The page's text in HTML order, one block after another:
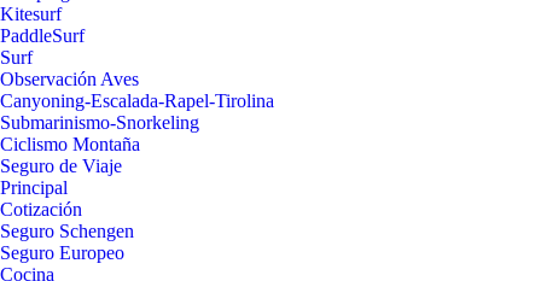
Kitesurf
PaddleSurf
Surf
Observación Aves
Canyoning-Escalada-Rapel-Tirolina
Submarinismo-Snorkeling
Ciclismo Montaña
Seguro de Viaje
Principal
Cotización
Seguro Schengen
Seguro Europeo
Cocina